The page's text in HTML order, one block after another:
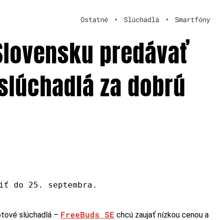
Ostatné • Slúchadlá • Smartfóny
predávať
za dobrú
do 25. septembra.
slúchadlá – FreeBuds SE chcú zaujať nízkou cenou a